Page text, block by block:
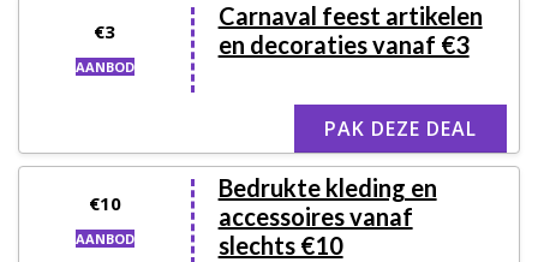
€3
AANBOD
Carnaval feest artikelen
en decoraties vanaf €3
PAK DEZE DEAL
€10
AANBOD
Bedrukte kleding en
accessoires vanaf
slechts €10